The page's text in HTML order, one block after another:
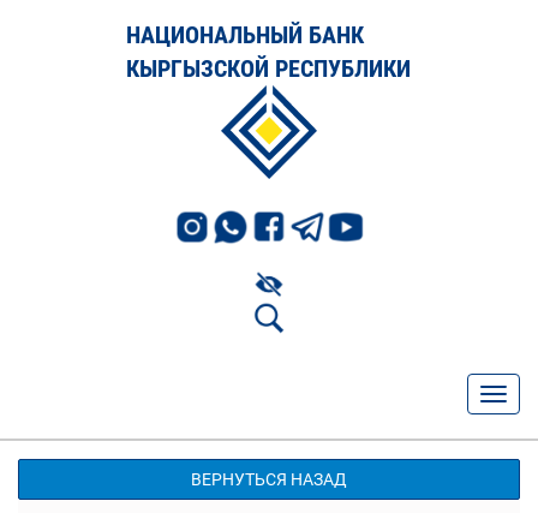
НАЦИОНАЛЬНЫЙ БАНК
КЫРГЫЗСКОЙ РЕСПУБЛИКИ
ВЕРНУТЬСЯ НАЗАД